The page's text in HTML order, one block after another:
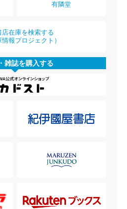
有隣堂
店在庫を検索する
情報プロジェクト）
雑誌を購入する